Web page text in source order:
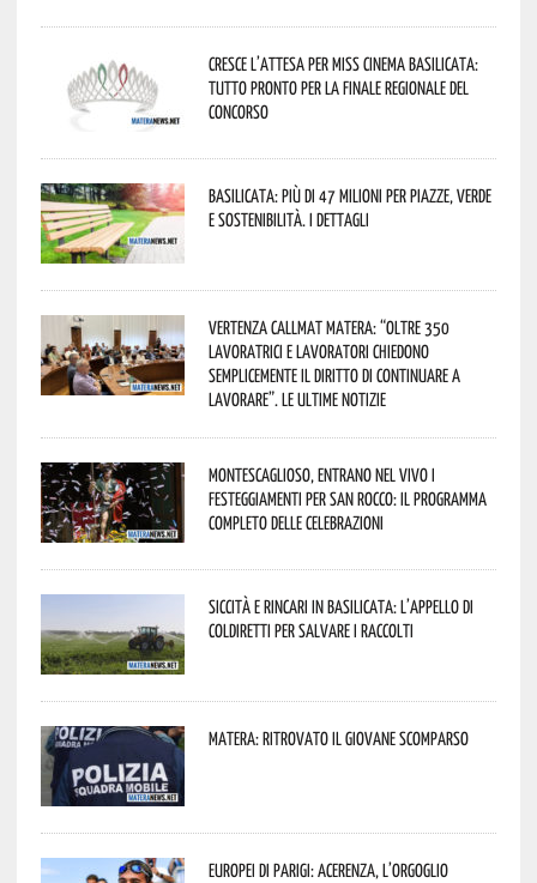
Cresce l’attesa per Miss Cinema Basilicata:
tutto pronto per la finale regionale del
concorso
Basilicata: più di 47 milioni per piazze, verde
e sostenibilità. I dettagli
Vertenza CallMat Matera: “Oltre 350
lavoratrici e lavoratori chiedono
semplicemente il diritto di continuare a
lavorare”. Le ultime notizie
Montescaglioso, entrano nel vivo i
festeggiamenti per San Rocco: il programma
completo delle celebrazioni
Siccità e rincari in Basilicata: l’appello di
Coldiretti per salvare i raccolti
Matera: ritrovato il giovane scomparso
Europei di Parigi: Acerenza, l’orgoglio